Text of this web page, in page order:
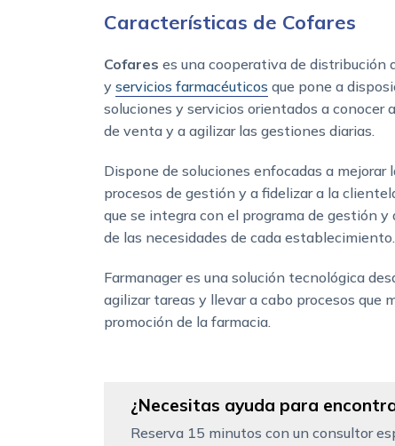
Características de Cofares
Cofares es una cooperativa de distribución
y servicios farmacéuticos que pone a
soluciones y servicios orientados a conocer
de venta y a agilizar las gestiones diarias.
Dispone de soluciones enfocadas a
procesos de gestión y a fidelizar a la
que se integra con el programa de gestión y
de las necesidades de cada establecimiento.
Farmanager es una solución tecnológica
agilizar tareas y llevar a cabo procesos que
promoción de la farmacia.
¿Necesitas ayuda para
Reserva 15 minutos con un consultor